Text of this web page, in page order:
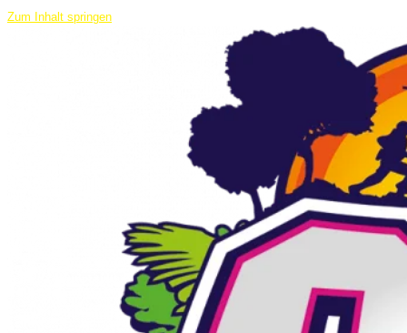
Zum Inhalt springen